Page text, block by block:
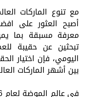
مع تنوع الماركات
أصبح العثور على
معرفة مسبقة بما
تبحثين عن حقيبة
اليومي، فإن اختيار
بين أشهر الماركات